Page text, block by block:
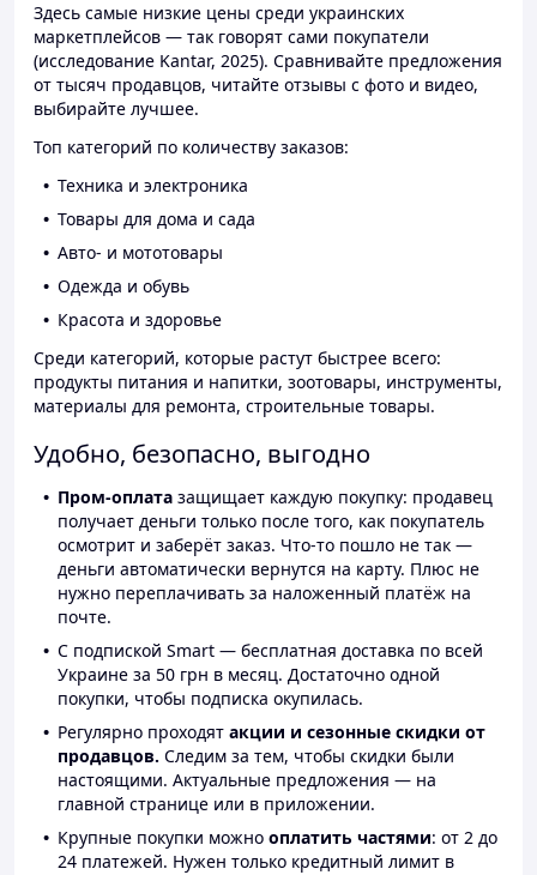
Здесь самые низкие цены среди украинских
маркетплейсов — так говорят сами покупатели
(исследование Kantar, 2025). Сравнивайте предложения
от тысяч продавцов, читайте отзывы с фото и видео,
выбирайте лучшее.
Топ категорий по количеству заказов:
Техника и электроника
Товары для дома и сада
Авто- и мототовары
Одежда и обувь
Красота и здоровье
Среди категорий, которые растут быстрее всего:
продукты питания и напитки, зоотовары, инструменты,
материалы для ремонта, строительные товары.
Удобно, безопасно, выгодно
Пром-оплата защищает каждую покупку: продавец
получает деньги только после того, как покупатель
осмотрит и заберёт заказ. Что-то пошло не так —
деньги автоматически вернутся на карту. Плюс не
нужно переплачивать за наложенный платёж на
почте.
С подпиской Smart — бесплатная доставка по всей
Украине за 50 грн в месяц. Достаточно одной
покупки, чтобы подписка окупилась.
Регулярно проходят акции и сезонные скидки от
продавцов. Следим за тем, чтобы скидки были
настоящими. Актуальные предложения — на
главной странице или в приложении.
Крупные покупки можно оплатить частями: от 2 до
24 платежей. Нужен только кредитный лимит в